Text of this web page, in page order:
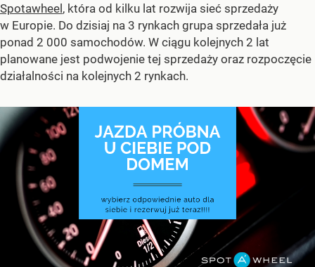
Spotawheel, która od kilku lat rozwija sieć sprzedaży
w Europie. Do dzisiaj na 3 rynkach grupa sprzedała już
ponad 2 000 samochodów. W ciągu kolejnych 2 lat
planowane jest podwojenie tej sprzedaży oraz rozpoczęcie
działalności na kolejnych 2 rynkach.